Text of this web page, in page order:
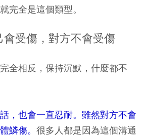
完全是這個類型。
受傷，對方不會受傷
全相反，保持沉默，什麼都不
，也會一直忍耐。雖然對方不會
鱗傷。 很多人都是因為這個溝通